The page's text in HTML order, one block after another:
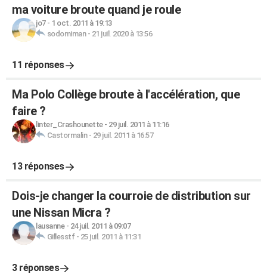
ma voiture broute quand je roule
jo7- 1 oct. 2011 à 19:13
sodomiman- 21 juil. 2020 à 13:56
11 réponses
Ma Polo Collège broute à l'accélération, que
faire ?
linter_Crashounette- 29 juil. 2011 à 11:16
Castormalin- 29 juil. 2011 à 16:57
13 réponses
Dois-je changer la courroie de distribution sur
une Nissan Micra ?
lausanne- 24 juil. 2011 à 09:07
Gillesstf- 25 juil. 2011 à 11:31
3 réponses